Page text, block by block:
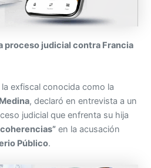
proceso judicial contra Francia
la exfiscal conocida como la
, declaró en entrevista a un
judicial que enfrenta su hija
en la acusación
Público.